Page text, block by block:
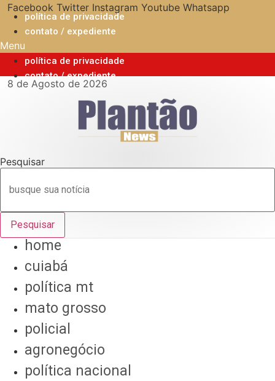
para
conteúdo
Facebook Twitter Instagram Youtube Whatsapp
política de privacidade
contato / expediente
Menu
política de privacidade
contato / expediente
8 de Agosto de 2026
Pesquisar
Pesquisar
home
cuiabá
política mt
mato grosso
policial
agronegócio
política nacional